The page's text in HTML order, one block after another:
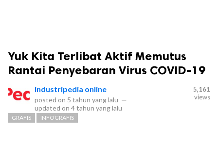
Yuk Kita Terlibat Aktif Memutus
Rantai Penyebaran Virus COVID-19
industripedia online
posted on 5 tahun yang lalu —
updated on 4 tahun yang lalu
5,161
views
GRAFIS INFOGRAFIS